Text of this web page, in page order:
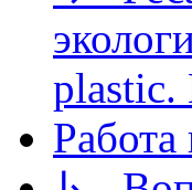
plastic.